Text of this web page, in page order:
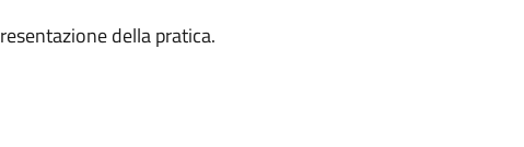
della pratica.